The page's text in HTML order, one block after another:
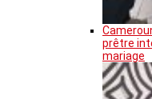
prêtre
mariage